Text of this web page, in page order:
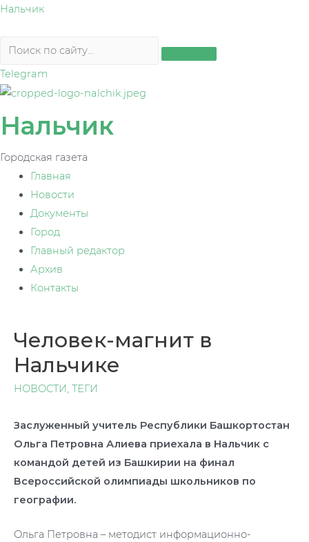
Перейти
содержимому
Нальчик
Telegram
Нальчик
Городская газета
Главная
Новости
Документы
Город
Главный редактор
Архив
Контакты
Человек-магнит в
Нальчике
НОВОСТИ, ТЕГИ
Заслуженный учитель Республики Башкортостан
Ольга Петровна Алиева приехала в Нальчик с
командой детей из Башкирии на финал
Всероссийской олимпиады школьников по
географии.
Ольга Петровна – методист информационно-